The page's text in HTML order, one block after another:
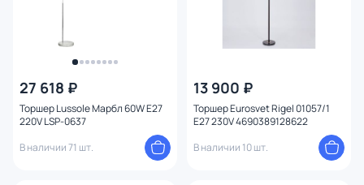
27 618 ₽
Торшер Lussole Марбл 60W E27
220V LSP-0637
В наличии 71 шт.
13 900 ₽
Торшер Eurosvet Rigel 01057/1
E27 230V 4690389128622
В наличии 10 шт.